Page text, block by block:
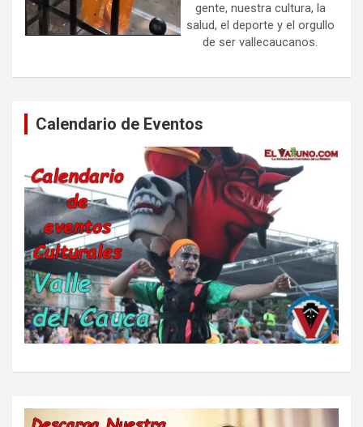
gente, nuestra cultura, la
salud, el deporte y el orgullo
de ser vallecaucanos.
Calendario de Eventos